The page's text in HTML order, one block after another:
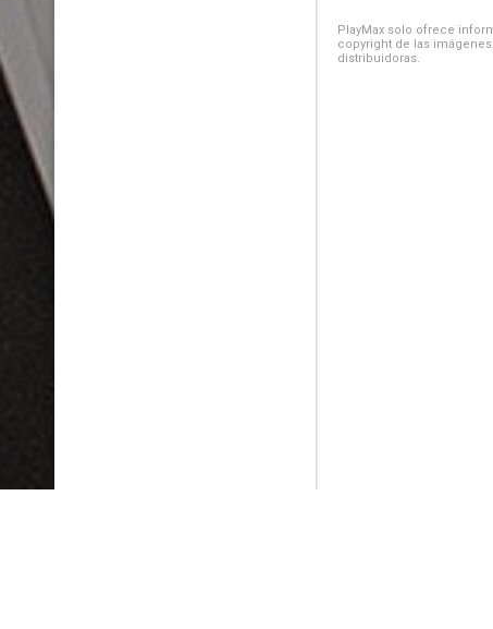
PlayMax solo ofrece
copyright de las
distribuidoras.